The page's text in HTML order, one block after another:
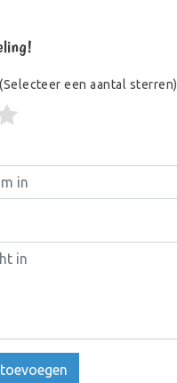
(Selecteer een aantal sterren)